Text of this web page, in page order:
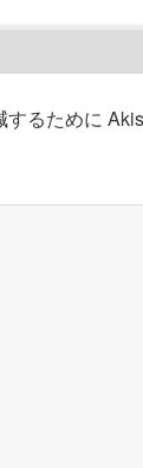
るために